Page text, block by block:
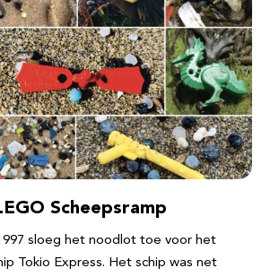
Scheepsramp
sloeg het noodlot toe voor het
Tokio Express. Het schip was net